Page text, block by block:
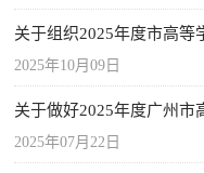
2025年10月09日
2025年07月22日